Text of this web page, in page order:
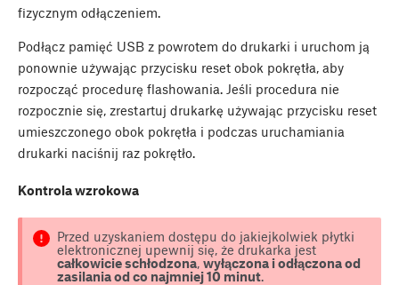
fizycznym odłączeniem.
Podłącz pamięć USB z powrotem do drukarki i uruchom ją
ponownie używając przycisku reset obok pokrętła, aby
rozpocząć procedurę flashowania. Jeśli procedura nie
rozpocznie się, zrestartuj drukarkę używając przycisku reset
umieszczonego obok pokrętła i podczas uruchamiania
drukarki naciśnij raz pokrętło.
Kontrola wzrokowa
Przed uzyskaniem dostępu do jakiejkolwiek płytki
elektronicznej upewnij się, że drukarka jest
całkowicie schłodzona, wyłączona i odłączona od
zasilania od co najmniej 10 minut.